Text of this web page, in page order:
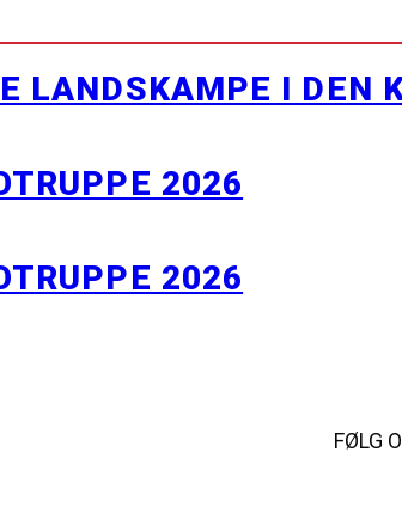
LANDSKAMPE I DEN
2026
2026
FØLG